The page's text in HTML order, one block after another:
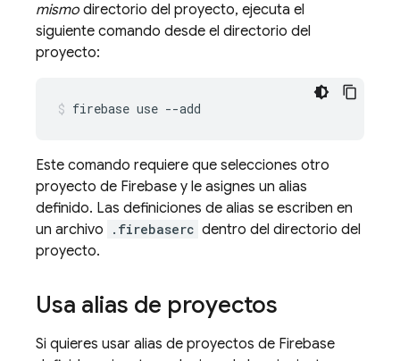
mismo directorio del proyecto, ejecuta el
siguiente comando desde el directorio del
proyecto:
firebase use --add
Este comando requiere que selecciones otro
proyecto de Firebase y le asignes un alias
definido. Las definiciones de alias se escriben en
un archivo
.firebaserc dentro del directorio del
proyecto.
Usa alias de proyectos
Si quieres usar alias de proyectos de Firebase